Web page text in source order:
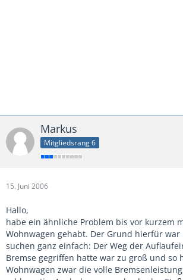
Markus
Mitgliedsrang 6
15. Juni 2006
Hallo,
habe ein ähnliche Problem bis vor kurzem
Wohnwagen gehabt. Der Grund hierfür war
suchen ganz einfach: Der Weg der
Bremse gegriffen hatte war zu groß und so
Wohnwagen zwar die volle